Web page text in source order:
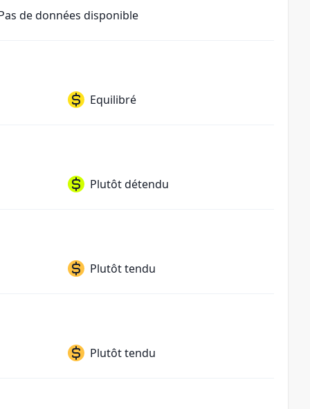
de données disponible
Equilibré
Plutôt détendu
Plutôt tendu
Plutôt tendu